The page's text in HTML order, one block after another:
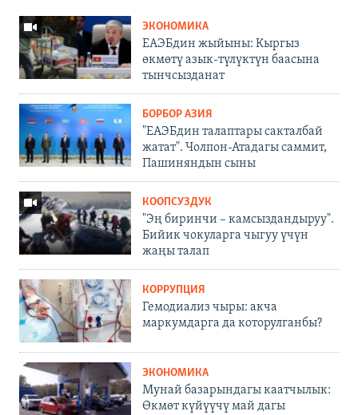
ЭКОНОМИКА
ЕАЭБдин жыйыны: Кыргыз
өкмөтү азык-түлүктүн баасына
тынчсызданат
БОРБОР АЗИЯ
"ЕАЭБдин талаптары сакталбай
жатат". Чолпон-Атадагы саммит,
Пашиняндын сыны
КООПСУЗДУК
"Эң биринчи – камсыздандыруу".
Бийик чокуларга чыгуу үчүн
жаңы талап
КОРРУПЦИЯ
Гемодиализ чыры: акча
маркумдарга да которулганбы?
ЭКОНОМИКА
Мунай базарындагы каатчылык:
Өкмөт күйүүчү май дагы